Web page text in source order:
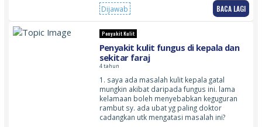
Dijawab BACA LAGI
Penyakit Kulit
Penyakit kulit fungus di kepala dan
sekitar faraj
4 tahun
1. saya ada masalah kulit kepala gatal
mungkin akibat daripada fungus ini. lama
kelamaan boleh menyebabkan keguguran
rambut sy. ada ubat yg paling doktor
cadangkan utk mengatasi masalah ini?